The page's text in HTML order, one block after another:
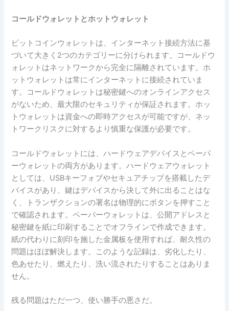
コールドウォレットとホットウォレット
ビットコインウォレットは、インターネット接続方法に基
づいて大きく2つのカテゴリーに分けられます。コールドウ
ォレットはネットワークから完全に隔離されています。ホ
ットウォレットは常にインターネットに接続されていま
す。コールドウォレットは秘密鍵へのオンラインアクセス
がないため、最大限のセキュリティが保証されます。ホッ
トウォレットは資金への即時アクセスが可能ですが、ネッ
トワークリスクに対するより慎重な保護が必要です。
コールドウォレットには、ハードウェアデバイスとペーパ
ーウォレットの両方があります。ハードウェアウォレット
としては、USBキーフォブやセキュアチップを搭載したデ
バイスがあり、鍵はデバイスから決して外に出ることはな
く、トランザクションの署名は物理的にボタンを押すこと
で確認されます。ペーパーウォレットは、公開アドレスと
秘密鍵を紙に印刷することでオフラインで作成できます。
紙の代わりに刻印を施した金属板を使用すれば、耐久性の
問題はほぼ解決します。このような記録は、劣化したり、
色あせたり、燃えたり、洗い流されたりすることはありま
せん。
残る問題はただ一つ、使い勝手の悪さだ。